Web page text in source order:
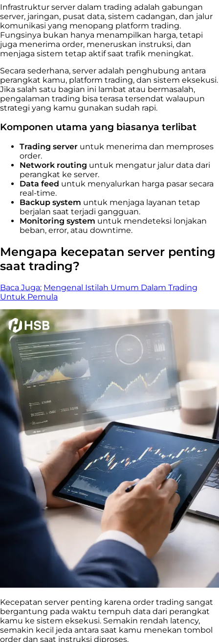
Infrastruktur server dalam trading adalah gabungan
server, jaringan, pusat data, sistem cadangan, dan jalur
komunikasi yang menopang platform trading.
Fungsinya bukan hanya menampilkan harga, tetapi
juga menerima order, meneruskan instruksi, dan
menjaga sistem tetap aktif saat trafik meningkat.
Secara sederhana, server adalah penghubung antara
perangkat kamu, platform trading, dan sistem eksekusi.
Jika salah satu bagian ini lambat atau bermasalah,
pengalaman trading bisa terasa tersendat walaupun
strategi yang kamu gunakan sudah rapi.
Komponen utama yang biasanya terlibat
Trading server untuk menerima dan memproses
order.
Network routing untuk mengatur jalur data dari
perangkat ke server.
Data feed untuk menyalurkan harga pasar secara
real-time.
Backup system untuk menjaga layanan tetap
berjalan saat terjadi gangguan.
Monitoring system untuk mendeteksi lonjakan
beban, error, atau downtime.
Mengapa kecepatan server penting
saat trading?
Baca Juga: Mengenal Istilah Umum Dalam Trading
Untuk Pemula
Kecepatan server penting karena order trading sangat
bergantung pada waktu tempuh data dari perangkat
kamu ke sistem eksekusi. Semakin rendah latency,
semakin kecil jeda antara saat kamu menekan tombol
order dan saat instruksi diproses.